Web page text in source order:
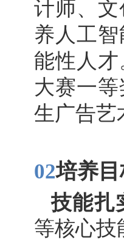
计师、
养人工
能性人
大赛一
生广告艺
02培养
技能扎
等核心技